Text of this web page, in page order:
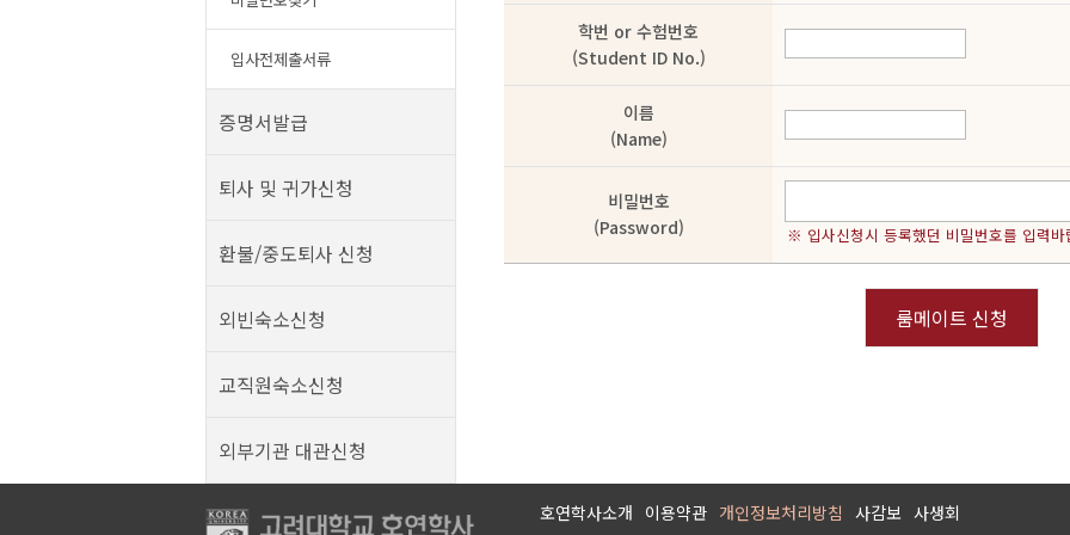
입사전제출서류
증명서발급
퇴사 및 귀가신청
환불/중도퇴사 신청
외빈숙소신청
교직원숙소신청
외부기관 대관신청
학번 or 수험번호
(Student ID No.)
이름
(Name)
비밀번호
(Password)
※ 입사신청시 등록했던 비밀번호를 입력바
룸메이트 신청
호연학사소개 이용약관 개인정보처리방침 사감보 사생회